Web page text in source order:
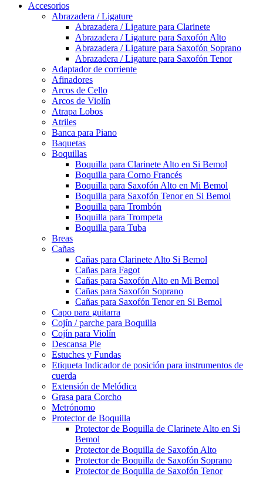
Accesorios
Abrazadera / Ligature
Abrazadera / Ligature para Clarinete
Abrazadera / Ligature para Saxofón Alto
Abrazadera / Ligature para Saxofón Soprano
Abrazadera / Ligature para Saxofón Tenor
Adaptador de corriente
Afinadores
Arcos de Cello
Arcos de Violín
Atrapa Lobos
Atriles
Banca para Piano
Baquetas
Boquillas
Boquilla para Clarinete Alto en Si Bemol
Boquilla para Corno Francés
Boquilla para Saxofón Alto en Mi Bemol
Boquilla para Saxofón Tenor en Si Bemol
Boquilla para Trombón
Boquilla para Trompeta
Boquilla para Tuba
Breas
Cañas
Cañas para Clarinete Alto Si Bemol
Cañas para Fagot
Cañas para Saxofón Alto en Mi Bemol
Cañas para Saxofón Soprano
Cañas para Saxofón Tenor en Si Bemol
Capo para guitarra
Cojín / parche para Boquilla
Cojín para Violín
Descansa Pie
Estuches y Fundas
Etiqueta Indicador de posición para instrumentos de
cuerda
Extensión de Melódica
Grasa para Corcho
Metrónomo
Protector de Boquilla
Protector de Boquilla de Clarinete Alto en Si
Bemol
Protector de Boquilla de Saxofón Alto
Protector de Boquilla de Saxofón Soprano
Protector de Boquilla de Saxofón Tenor